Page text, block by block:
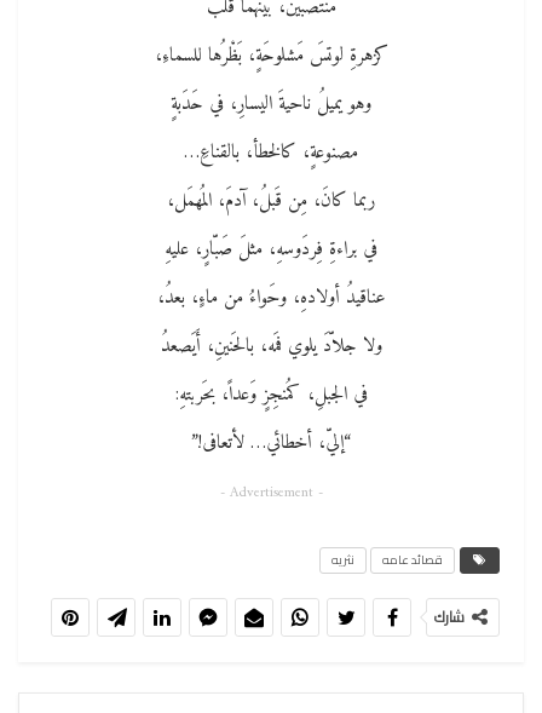
منتَصبَين، بينهما قلبٌ
كزهرةِ لوتسَ مَشلوحَةٍ، بَظْرُها للسماءِ،
وهو يميلُ ناحيةَ اليسارِ، في حَدَبةٍ
مصنوعةٍ، كالخطأ، بالقناعِ…
ربما كانَ، مِن قَبلُ، آدمَ، المُهمَل،
في براءةِ فِردَوسهِ، مثلَ صَبّارٍ، عليهِ
عناقيدُ أولادهِ، وحَواءُ من ماءٍ، بعدُ،
ولا جلاّدَ يلوي فمَه، بالحَنينِ، أَيَصعدُ
في الجبلِ، كمُنجِزٍ وَعداً، بحَربتهِ:
“إليّ، أخطائي… لأتعافى!”
- Advertisement -
قصائد عامه نثريه
شارك